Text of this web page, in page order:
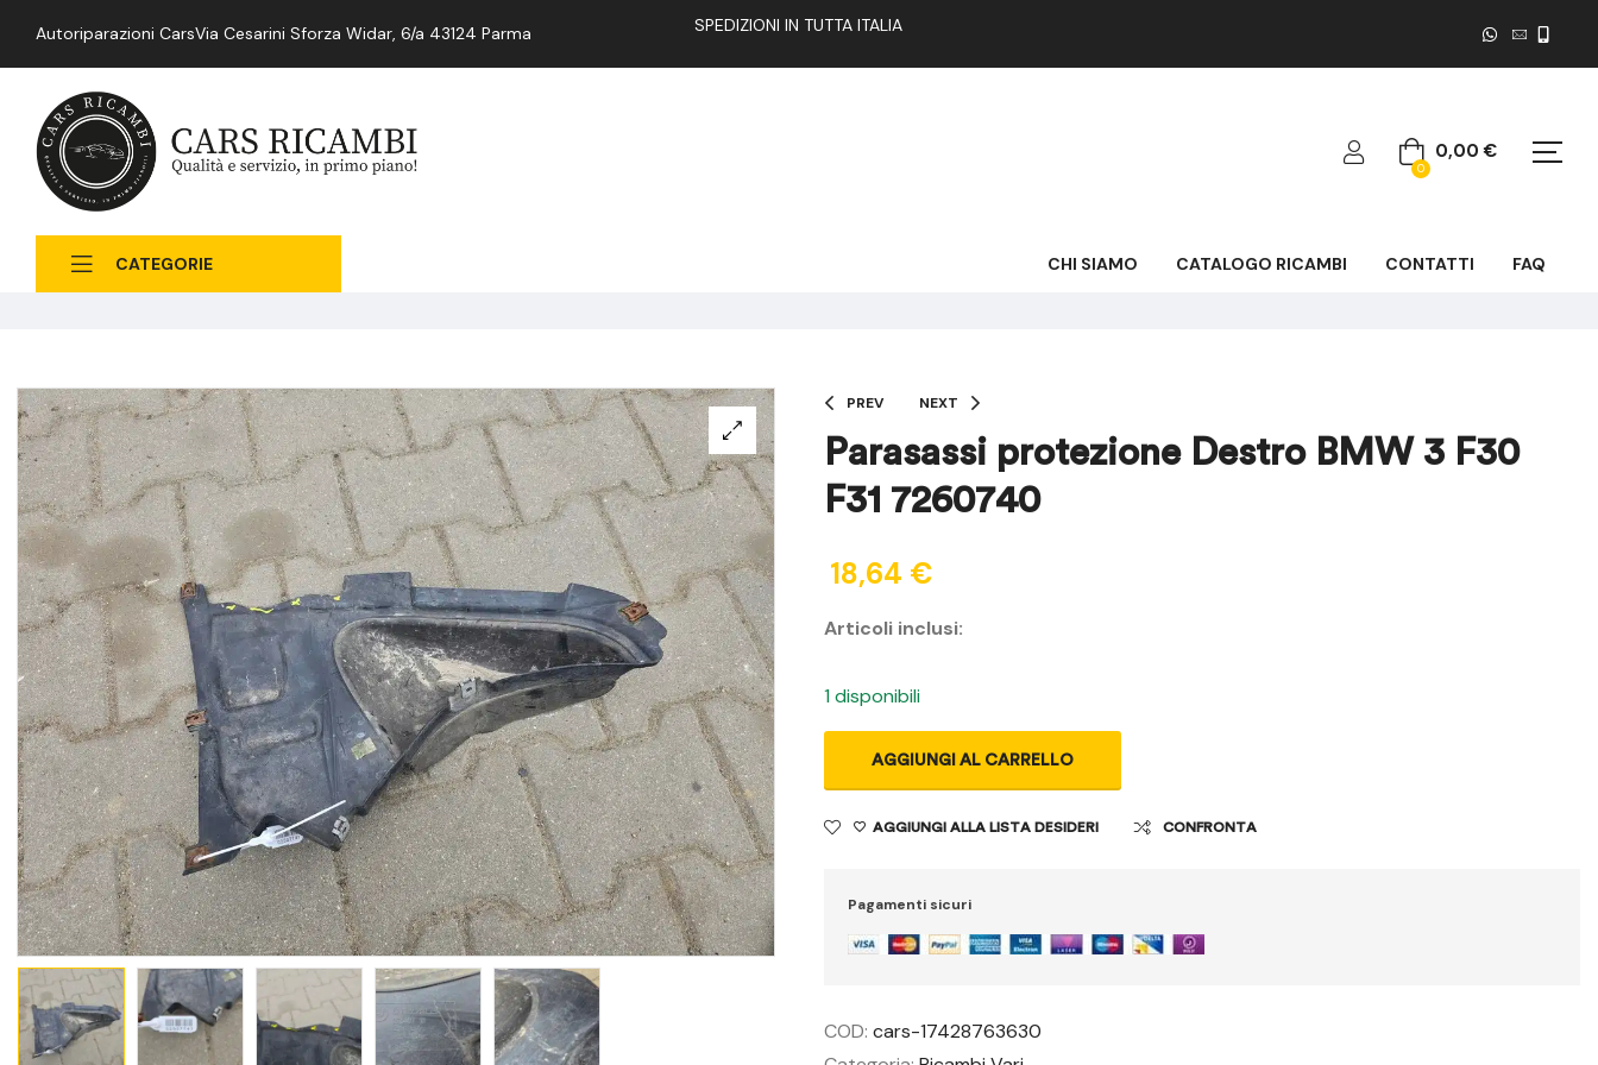
Autoriparazioni CarsVia Cesarini Sforza Widar, 6/a 43124 Parma SPEDIZIONI IN TUTTA ITALIA
0
0,00€
CATEGORIE CHI SIAMO CATALOGO RICAMBI CONTATTI FAQ
PREV NEXT
Parasassi protezione Destro BMW 3 F30
F31 7260740
18,64 €
Articoli inclusi:
1 disponibili
AGGIUNGI AL CARRELLO
AGGIUNGI ALLA LISTA DESIDERI CONFRONTA
Pagamenti sicuri
COD:cars-17428763630